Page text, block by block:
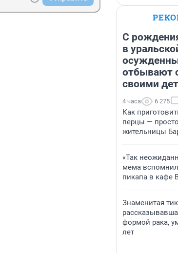
С
в
отбывают
своими
4 часа 6 275
Как
перцы —
жительницы
«Так
мема
пикапа в кафе
Знаменитая
формой рака,
лет